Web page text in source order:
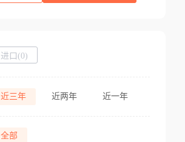
进口(0)
近三年 近两年 近一年
全部